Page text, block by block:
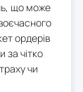
що може
ордерів
за чітко
чи